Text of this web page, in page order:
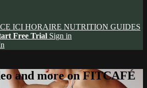
ICI HORAIRE NUTRITION GUIDES
Free Trial Sign in
and more on FITCAFÉ